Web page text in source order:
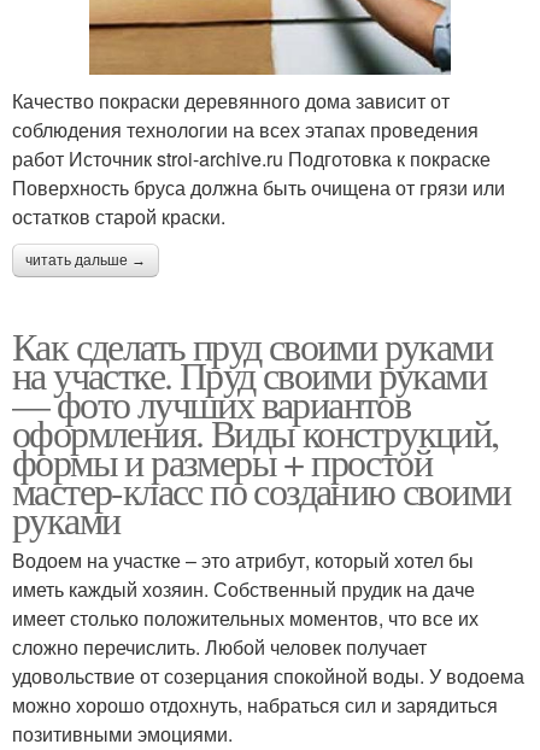
Качество покраски деревянного дома зависит от
соблюдения технологии на всех этапах проведения
работ Источник stroi-archive.ru Подготовка к покраске
Поверхность бруса должна быть очищена от грязи или
остатков старой краски.
читать дальше →
Как сделать пруд своими руками
на участке. Пруд своими руками
— фото лучших вариантов
оформления. Виды конструкций,
формы и размеры + простой
мастер-класс по созданию своими
руками
Водоем на участке – это атрибут, который хотел бы
иметь каждый хозяин. Собственный прудик на даче
имеет столько положительных моментов, что все их
сложно перечислить. Любой человек получает
удовольствие от созерцания спокойной воды. У водоема
можно хорошо отдохнуть, набраться сил и зарядиться
позитивными эмоциями.